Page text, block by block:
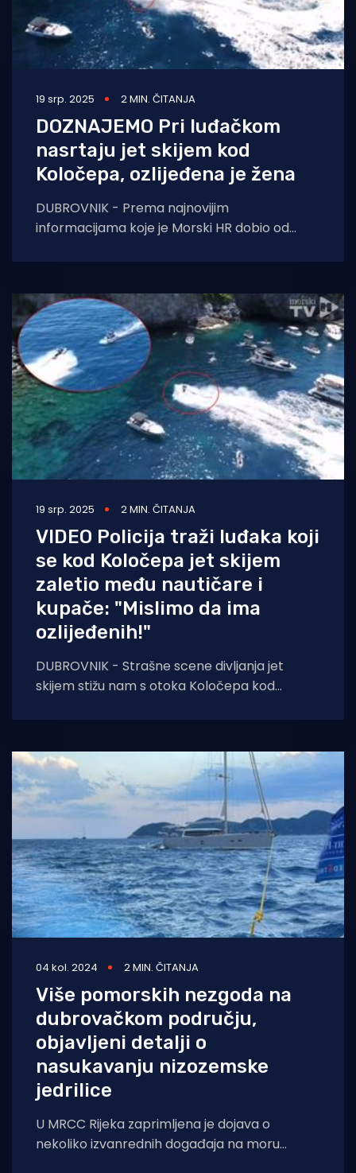
19 srp. 2025 2 MIN. ČITANJA
DOZNAJEMO Pri luđačkom
nasrtaju jet skijem kod
Koločepa, ozlijeđena je žena
DUBROVNIK - Prema najnovijim
informacijama koje je Morski HR dobio od
ozlijeđena u incidentu kojeg
19 srp. 2025 2 MIN. ČITANJA
VIDEO Policija traži luđaka koji
se kod Koločepa jet skijem
zaletio među nautičare i
kupače: "Mislimo da ima
ozlijeđenih!"
DUBROVNIK - Strašne scene divljanja jet
skijem stižu nam s otoka Koločepa kod
zalijeće se
04 kol. 2024 2 MIN. ČITANJA
Više pomorskih nezgoda na
dubrovačkom području,
objavljeni detalji o
nasukavanju nizozemske
jedrilice
U MRCC Rijeka zaprimljena je dojava o
nekoliko izvanrednih događaja na moru